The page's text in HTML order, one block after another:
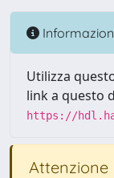
Utilizza
link a questo
https://
Attenzione